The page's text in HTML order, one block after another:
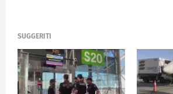
SUGGERITI